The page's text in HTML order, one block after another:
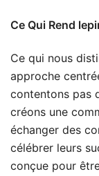
Ce Qui Rend
Ce qui nous
approche
contentons pas
créons une
échanger des
célébrer leurs
conçue pour